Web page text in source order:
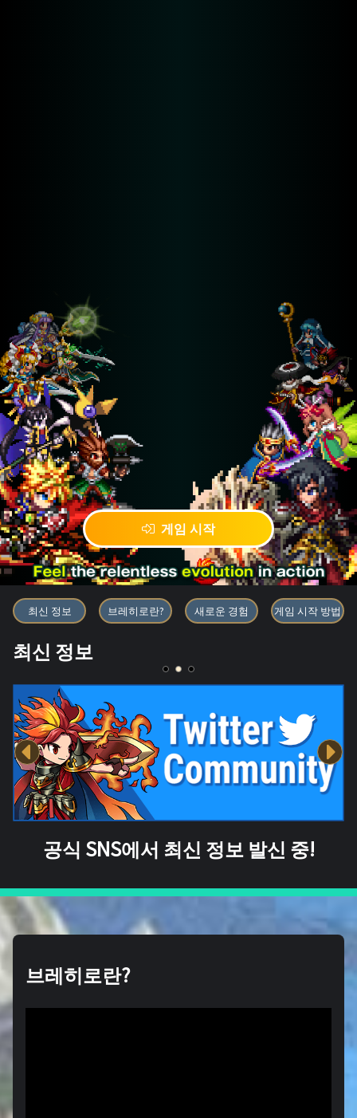
게임 시작
블록체인 게임 「BRAVE
최신 정보 브레히로란? 새로운 경험 게임 시작 방법
최신 정보
공식 SNS에서 최신 정보 발신 중!
브레히로란?